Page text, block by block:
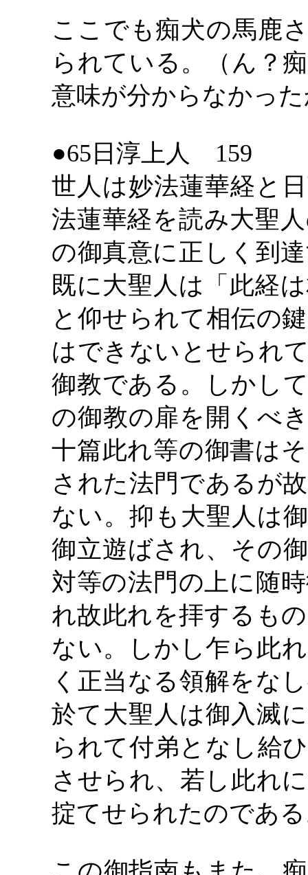
ここでも痴犬の馬鹿
られている。（ん？
意味が分からなかっ
●65日淳上人 159
世人は妙法蓮華経と
法蓮華経を読み大聖
の御真意に正しく到
既に大聖人は「此経
と仰せられて相伝の
はできないとせられ
御教である。しかし
の御教の扉を開くべ
十篇此れ等の御書は
された法門であるが
ない。抑も大聖人は
御立遊ばされ、その
対等の法門の上に随
れ故此れを拝するも
ない。しかし乍ら此
く正当なる領解をな
於て大聖人は御入滅
られて付弟となし給
させられ、若し此れ
掟てせられたのであ